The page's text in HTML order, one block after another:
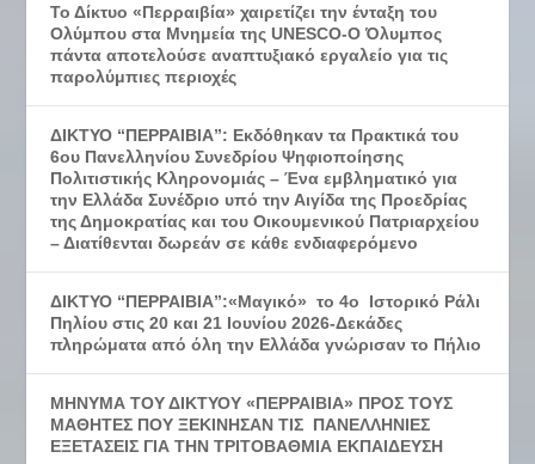
Το Δίκτυο «Περραιβία» χαιρετίζει την ένταξη του
Ολύμπου στα Μνημεία της UNESCO-Ο Όλυμπος
πάντα αποτελούσε αναπτυξιακό εργαλείο για τις
παρολύμπιες περιοχές
ΔΙΚΤΥΟ “ΠΕΡΡΑΙΒΙΑ”: Εκδόθηκαν τα Πρακτικά του
6ου Πανελληνίου Συνεδρίου Ψηφιοποίησης
Πολιτιστικής Κληρονομιάς – Ένα εμβληματικό για
την Ελλάδα Συνέδριο υπό την Αιγίδα της Προεδρίας
της Δημοκρατίας και του Οικουμενικού Πατριαρχείου
– Διατίθενται δωρεάν σε κάθε ενδιαφερόμενο
ΔΙΚΤΥΟ “ΠΕΡΡΑΙΒΙΑ”:«Μαγικό» το 4ο Ιστορικό Ράλι
Πηλίου στις 20 και 21 Ιουνίου 2026-Δεκάδες
πληρώματα από όλη την Ελλάδα γνώρισαν το Πήλιο
ΜΗΝΥΜΑ ΤΟΥ ΔΙΚΤΥΟΥ «ΠΕΡΡΑΙΒΙΑ» ΠΡΟΣ ΤΟΥΣ
ΜΑΘΗΤΕΣ ΠΟΥ ΞΕΚΙΝΗΣΑΝ ΤΙΣ ΠΑΝΕΛΛΗΝΙΕΣ
ΕΞΕΤΑΣΕΙΣ ΓΙΑ ΤΗΝ ΤΡΙΤΟΒΑΘΜΙΑ ΕΚΠΑΙΔΕΥΣΗ